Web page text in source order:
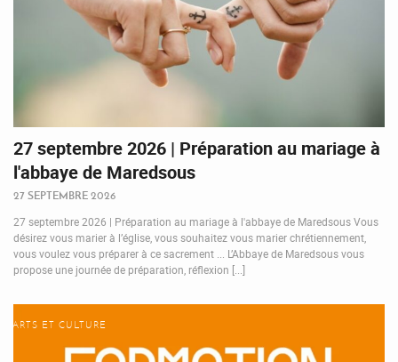
27 septembre 2026 | Préparation au mariage à
l'abbaye de Maredsous
27 SEPTEMBRE 2026
27 septembre 2026 | Préparation au mariage à l'abbaye de Maredsous Vous
désirez vous marier à l’église, vous souhaitez vous marier chrétiennement,
vous voulez vous préparer à ce sacrement ... L’Abbaye de Maredsous vous
propose une journée de préparation, réflexion [...]
ARTS ET CULTURE